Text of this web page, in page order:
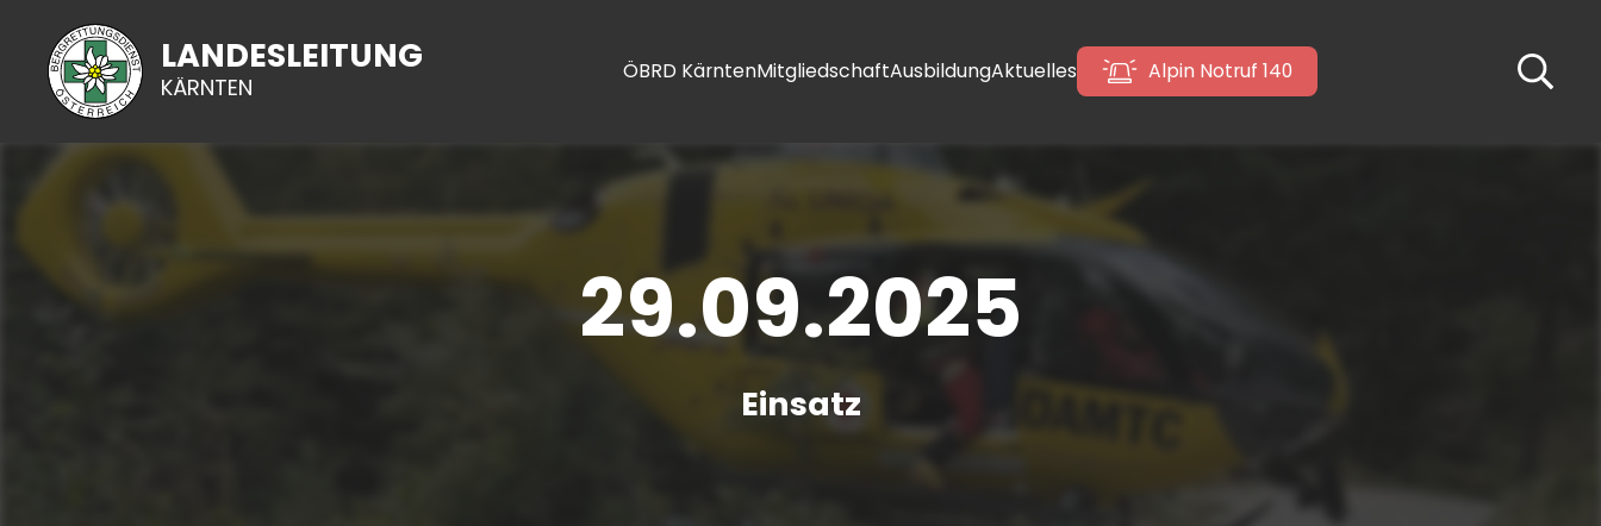
LANDESLEITUNG
KÄRNTEN
ÖBRD KärntenMitgliedschaftAusbildungAktuelles Alpin Notruf 140
29.09.2025
Einsatz